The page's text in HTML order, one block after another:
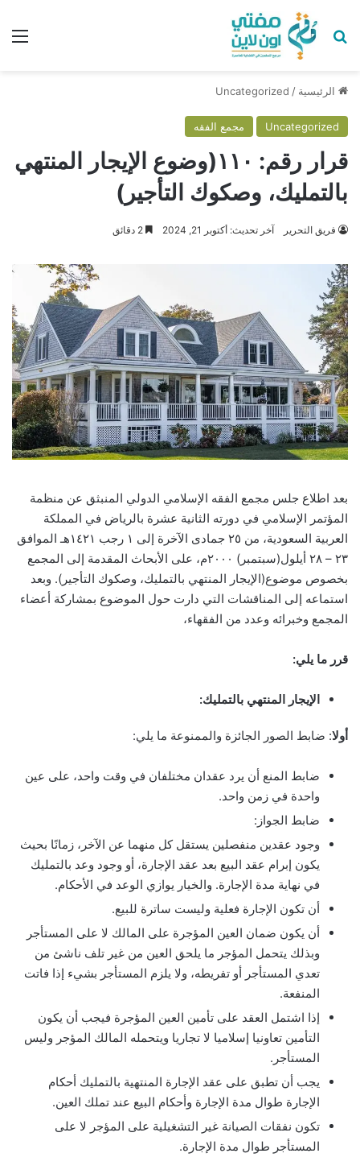
بحث عن
الرئيسية /
Uncategorized
Uncategorized مجمع الفقه
قرار رقم: ١١٠(وضوع الإيجار المنتهي
بالتمليك، وصكوك التأجير)
فريق التحرير آخر تحديث: أكتوبر 21, 2024
بعد اطلاع جلس مجمع الفقه الإسلامي الدولي المنبثق عن منظمة
المؤتمر الإسلامي في دورته الثانية عشرة بالرياض في المملكة
العربية السعودية، من ٢٥ جمادى الآخرة إلى ١ رجب ١٤٢١هـ الموافق
۲۳ – ۲۸ أيلول(سبتمبر) ۲۰۰۰م، على الأبحاث المقدمة إلى المجمع
بخصوص موضوع(الإيجار المنتهي بالتمليك، وصكوك التأجير). وبعد
استماعه إلى المناقشات التي دارت حول الموضوع بمشاركة أعضاء
المجمع وخبرائه وعدد من الفقهاء،
قرر ما يلي:
الإيجار المنتهي بالتمليك:
أولا: ضابط الصور الجائزة والممنوعة ما يلي:
ضابط المنع أن يرد عقدان مختلفان في وقت واحد، على عين
واحدة في زمن واحد.
ضابط الجواز:
وجود عقدين منفصلين يستقل كل منهما عن الآخر، زمانًا بحيث
يكون إبرام عقد البيع بعد عقد الإجارة، أو وجود وعد بالتمليك
في نهاية مدة الإجارة. والخيار يوازي الوعد في الأحكام.
أن تكون الإجارة فعلية وليست ساترة للبيع.
أن يكون ضمان العين المؤجرة على المالك لا على المستأجر
وبذلك يتحمل المؤجر ما يلحق العين من غير تلف ناشئ من
تعدي المستأجر أو تفريطه، ولا يلزم المستأجر بشيء إذا فاتت
المنفعة.
إذا اشتمل العقد على تأمين العين المؤجرة فيجب أن يكون
التأمين تعاونيا إسلاميا لا تجاريا ويتحمله المالك المؤجر وليس
المستأجر.
يجب أن تطبق على عقد الإجارة المنتهية بالتمليك أحكام
الإجارة طوال مدة الإجارة وأحكام البيع عند تملك العين.
تكون نفقات الصيانة غير التشغيلية على المؤجر لا على
المستأجر طوال مدة الإجارة.